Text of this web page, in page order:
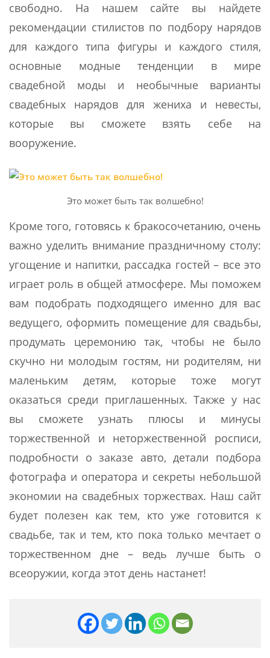
свободно. На нашем сайте вы найдете
рекомендации стилистов по подбору нарядов
для каждого типа фигуры и каждого стиля,
основные модные тенденции в мире
свадебной моды и необычные варианты
свадебных нарядов для жениха и невесты,
которые вы сможете взять себе на
вооружение.
Это может быть так волшебно!
Кроме того, готовясь к бракосочетанию, очень
важно уделить внимание праздничному столу:
угощение и напитки, рассадка гостей – все это
играет роль в общей атмосфере. Мы поможем
вам подобрать подходящего именно для вас
ведущего, оформить помещение для свадьбы,
продумать церемонию так, чтобы не было
скучно ни молодым гостям, ни родителям, ни
маленьким детям, которые тоже могут
оказаться среди приглашенных. Также у нас
вы сможете узнать плюсы и минусы
торжественной и неторжественной росписи,
подробности о заказе авто, детали подбора
фотографа и оператора и секреты небольшой
экономии на свадебных торжествах. Наш сайт
будет полезен как тем, кто уже готовится к
свадьбе, так и тем, кто пока только мечтает о
торжественном дне – ведь лучше быть о
всеоружии, когда этот день настанет!